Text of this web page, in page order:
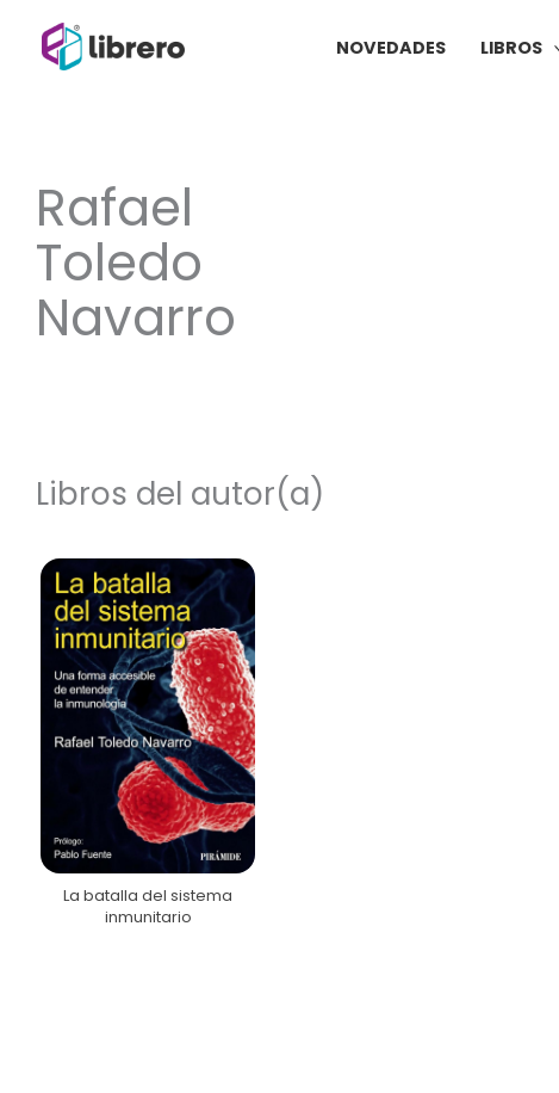
NOVEDADES LIBROS
Rafael
Toledo
Navarro
Libros del autor(a)
La batalla del sistema
inmunitario